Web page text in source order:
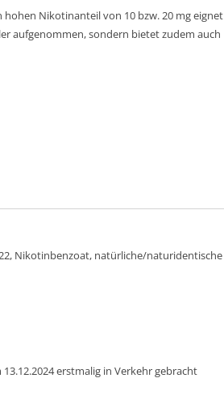
Nikotinanteil von 10 bzw. 20 mg eignet
aufgenommen, sondern bietet zudem auch
Nikotinbenzoat, natürliche/naturidentische
erstmalig in Verkehr gebracht